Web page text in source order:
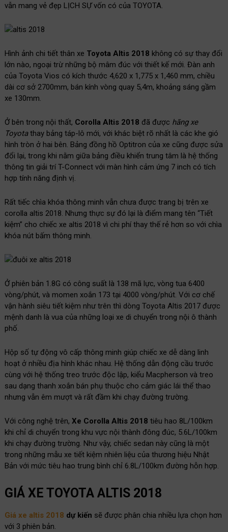
vẫn mang vẻ đẹp LỊCH SỰ vốn có của TOYOTA.
Hình ảnh chi tiết thân xe Toyota Altis 2018 không có sự thay đổi
lớn nào, ngoại trừ những bộ mâm đúc với thiết kế mới. Đàn anh
của Toyota Vios có kích thước 4,620 x 1,775 x 1,460 mm, chiều
dài cơ sở 2700mm, bán kính vòng quay 5,4m, khoảng sáng gầm
xe 130mm.
Ở bên trong nội thất, Corolla Altis 2018 đã được hãng xe
Toyotathay bảng táp-lô mới, với khác biệt rõ nhất là các khe gió
hình tròn ở hai bên. Bảng đồng hồ Optitron của xe cũng được sửa
đổi lại, trong khi nằm giữa bảng điều khiển trung tâm là hệ thống
thông tin giải trí T-Connect với màn hình cảm ứng 7 inch có tích
hợp tính năng định vị.
Rất tiếc chìa khóa thông minh vẫn chưa được trang bị trên xe
corolla altis 2018. Nhưng thực sự đó lại là điểm mang tên “Tiết
kiệm” cho chiếc xe altis 2018 vì chi phí thay thế rẻ hơn so với chìa
khóa nút bấm thông minh.
Ở phiên bản 1.8G có công suất là 138 mã lực, vòng tua 6400
vòng/phút, và momen xoắn 173 tại 4000 vòng/phút. Với cơ chế
vận hành siêu tiết kiệm như trên thì dòng Toyota Altis 2017 được
mệnh danh là vua của những loại xe di chuyển trong nội ô thành
phố.
Hộp số tự động vô cấp thông minh giúp chiếc xe dễ dàng linh
hoạt ở nhiều địa hình khác nhau. Hệ thống dẫn động cầu trước
cùng với hệ thống treo trước độc lập, kiểu Macpherson và treo
sau dạng thanh xoắn bán phụ thuộc cho cảm giác lái thể thao
nhưng vẫn êm mượt và rất đầm khi chạy đường trường.
Với công nghệ trên, Xe Corolla Altis 2018 tiêu hao 8L/100km
khi chỉ di chuyển trong khu vực nội thành đông đúc, 5.6L/100km
khi chạy đường trường. Như vậy, chiếc sedan này cũng là một
trong những mẫu xe tiết kiệm nhiên liệu của thương hiệu Nhật
Bản với mức tiêu hao trung bình chỉ 6.8L/100km đường hỗn hợp.
GIÁ XE TOYOTA ALTIS 2018
Giá xe altis 2018 dự kiến sẽ được phân chia nhiều lựa chọn hơn
với 3 phiên bản.